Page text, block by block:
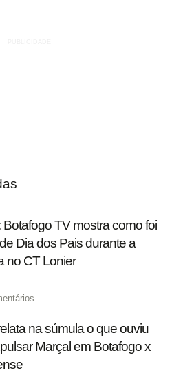
Botafogo TV mostra como foi
Dia dos Pais durante a
no CT Lonier
na súmula o que ouviu
Marçal em Botafogo x